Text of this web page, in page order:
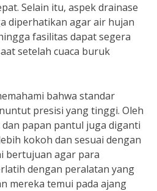
Selain itu, aspek drainase
diperhatikan agar air hujan
fasilitas dapat segera
setelah cuaca buruk
bahwa standar
presisi yang tinggi. Oleh
papan pantul juga diganti
kokoh dan sesuai dengan
bertujuan agar para
dengan peralatan yang
mereka temui pada ajang